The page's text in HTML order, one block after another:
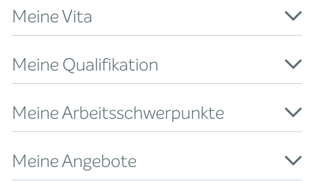
Meine Vita
Meine Qualifikation
Meine Arbeitsschwerpunkte
Meine Angebote